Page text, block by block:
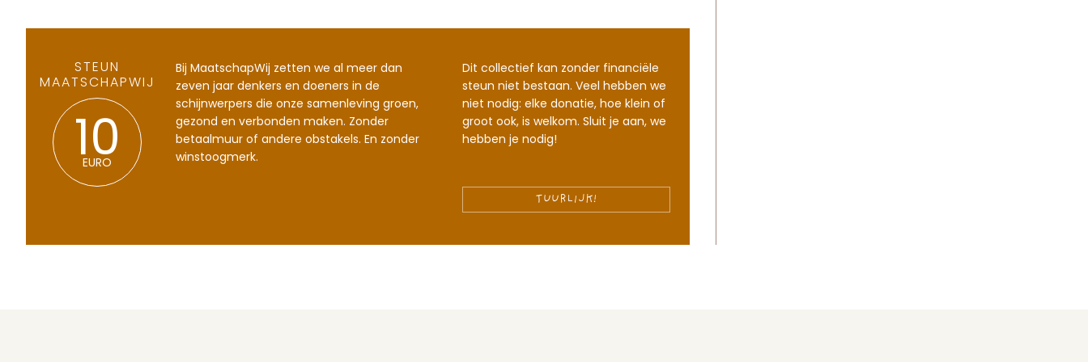
STEUN
MAATSCHAPWIJ
10
EURO
Bij MaatschapWij zetten we al meer dan
zeven jaar denkers en doeners in de
schijnwerpers die onze samenleving groen,
gezond en verbonden maken. Zonder
betaalmuur of andere obstakels. En zonder
winstoogmerk.
Dit collectief kan zonder financiële
steun niet bestaan. Veel hebben we
niet nodig: elke donatie, hoe klein of
groot ook, is welkom. Sluit je aan, we
hebben je nodig!
TUURLIJK!